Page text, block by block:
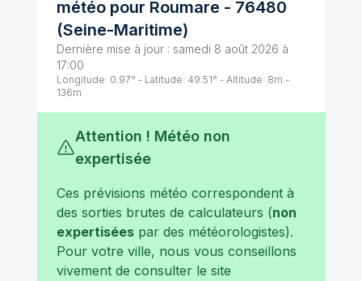
météo pour Roumare - 76480
(Seine-Maritime)
Dernière mise à jour : samedi 8 août 2026 à
17:00
Longitude: 0.97° - Latitude: 49.51° - Altitude: 8m -
136m
Attention ! Météo non
expertisée
Ces prévisions météo correspondent à
des sorties brutes de calculateurs (non
expertiséespar des météorologistes).
Pour votre ville, nous vous conseillons
vivement de consulter le site